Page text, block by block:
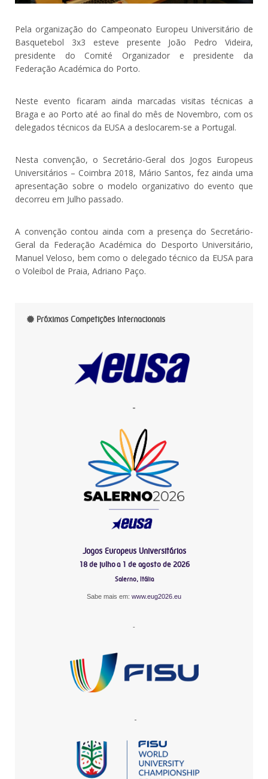
Pela organização do Campeonato Europeu Universitário de
Basquetebol 3x3 esteve presente João Pedro Videira,
presidente do Comité Organizador e presidente da
Federação Académica do Porto.
Neste evento ficaram ainda marcadas visitas técnicas a
Braga e ao Porto até ao final do mês de Novembro, com os
delegados técnicos da EUSA a deslocarem-se a Portugal.
Nesta convenção, o Secretário-Geral dos Jogos Europeus
Universitários – Coimbra 2018, Mário Santos, fez ainda uma
apresentação sobre o modelo organizativo do evento que
decorreu em Julho passado.
A convenção contou ainda com a presença do Secretário-
Geral da Federação Académica do Desporto Universitário,
Manuel Veloso, bem como o delegado técnico da EUSA para
o Voleibol de Praia, Adriano Paço.
Próximas Competições Internacionais
-
Jogos Europeus Universitários
18 de julho a 1 de agosto de 2026
Salerno, Itália
Sabe mais em: www.eug2026.eu
-
-